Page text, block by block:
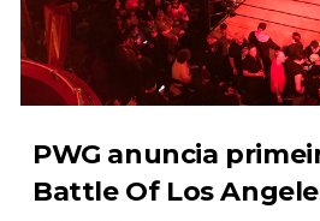
WWE NXT 28 JULY 2026
Unknown-Jul 29 2026
Throwback: The Rock vs
PWG anuncia
Battle Of Los